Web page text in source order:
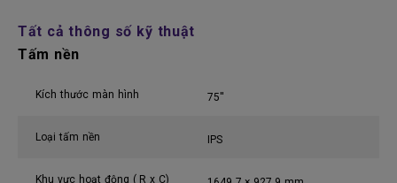
Tất cả thông số kỹ thuật
Tấm nền
Kích thước màn hình 75''
Loại tấm nền IPS
Khu vực hoạt động ( R x C)